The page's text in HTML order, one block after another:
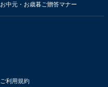
お中元・お歳暮ご贈答マナー
ご利用規約